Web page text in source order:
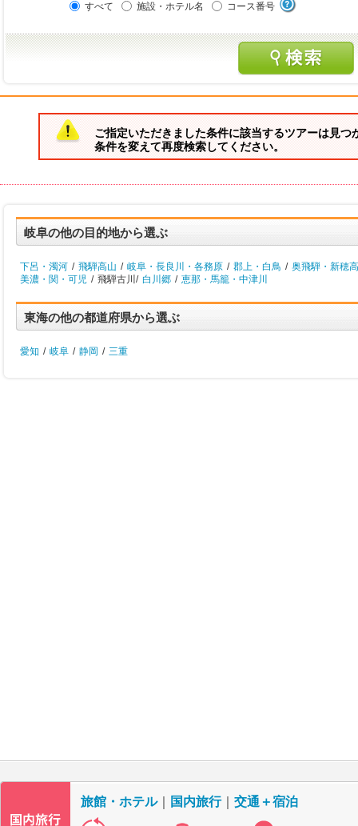
すべて 施設・ホテル名 コース番号
ご指定いただきました条件に該当するツアーは見つ
条件を変えて再度検索してください。
岐阜の他の目的地から選ぶ
下呂・濁河 / 飛騨高山 / 岐阜・長良川・各務原 / 郡上・白鳥 / 奥飛騨・新穂
美濃・関・可児 / 飛騨古川/ 白川郷 / 恵那・馬籠・中津川
東海の他の都道府県から選ぶ
愛知 / 岐阜 / 静岡 / 三重
旅館・ホテル｜ 国内旅行｜ 交通＋宿泊